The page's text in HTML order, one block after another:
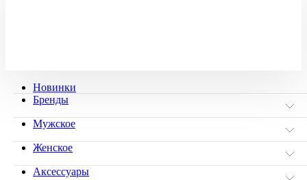
Новинки
Бренды
Мужское
Женское
Аксессуары